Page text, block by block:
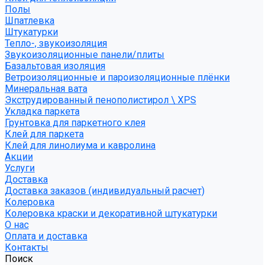
Полы
Шпатлевка
Штукатурки
Тепло-, звукоизоляция
Звукоизоляционные панели/плиты
Базальтовая изоляция
Ветроизоляционные и пароизоляционные плёнки
Минеральная вата
Экструдированный пенополистирол \ XPS
Укладка паркета
Грунтовка для паркетного клея
Клей для паркета
Клей для линолиума и кавролина
Акции
Услуги
Доставка
Доставка заказов (индивидуальный расчет)
Колеровка
Колеровка краски и декоративной штукатурки
О нас
Оплата и доставка
Контакты
Поиск